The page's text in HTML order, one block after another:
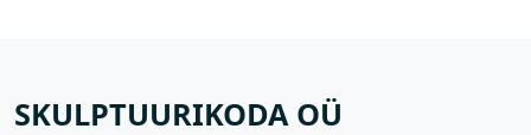
SKULPTUURIKODA OÜ